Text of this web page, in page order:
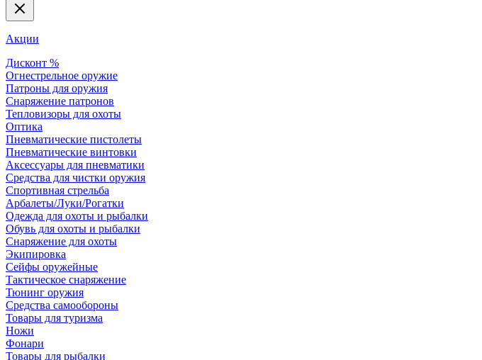
Акции
Дисконт %
Огнестрельное оружие
Патроны для оружия
Снаряжение патронов
Тепловизоры для охоты
Оптика
Пневматические пистолеты
Пневматические винтовки
Аксессуары для пневматики
Средства для чистки оружия
Спортивная стрельба
Арбалеты/Луки/Рогатки
Одежда для охоты и рыбалки
Обувь для охоты и рыбалки
Снаряжение для охоты
Экипировка
Сейфы оружейные
Тактическое снаряжение
Тюнинг оружия
Средства самообороны
Товары для туризма
Ножи
Фонари
Товары для рыбалки